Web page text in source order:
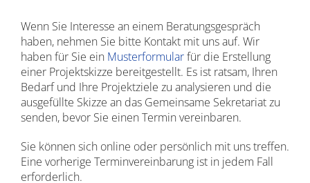
Wenn Sie Interesse an einem Beratungsgespräch
haben, nehmen Sie bitte Kontakt mit uns auf. Wir
haben für Sie ein Musterformularfür die Erstellung
einer Projektskizze bereitgestellt. Es ist ratsam, Ihren
Bedarf und Ihre Projektziele zu analysieren und die
ausgefüllte Skizze an das Gemeinsame Sekretariat zu
senden, bevor Sie einen Termin vereinbaren.
Sie können sich online oder persönlich mit uns treffen.
Eine vorherige Terminvereinbarung ist in jedem Fall
erforderlich.